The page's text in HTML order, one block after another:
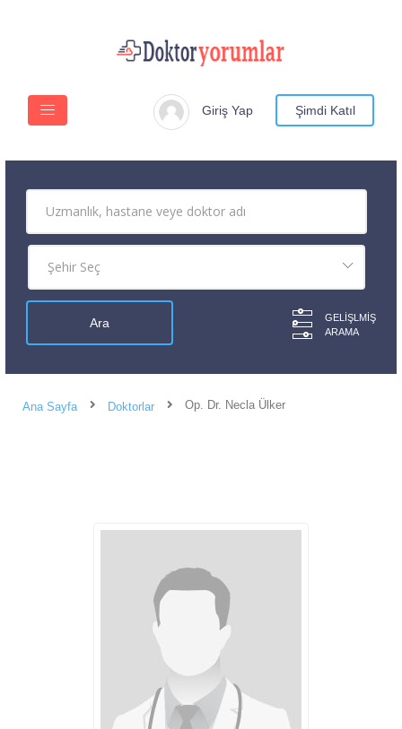
Giriş Yap Şimdi Katıl
GELIŞLMIŞ
ARAMA
Ana Sayfa Doktorlar Op. Dr. Necla Ülker